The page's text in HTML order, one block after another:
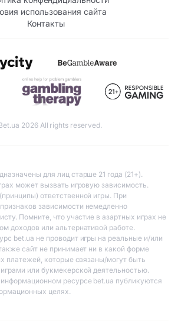
использования сайта
Контакты
2026 All rights reserved.
для лиц старше 21 года (21+).
может вызвать игровую зависимость.
ответственной игры. При
зависимости немедленно
Помните, что участие в азартных играх не
доходов или альтернативой работе.
bet.ua не проводит игры на реальные и/или
сайт не принимает ни в какой форме
платежей, которые связаны/могут быть
или букмекерской деятельностью.
ресурсе bet.ua публикуются
целях.